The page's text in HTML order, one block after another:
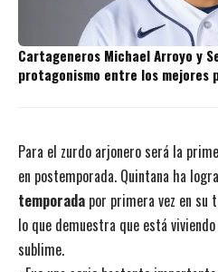
Cartageneros Michael Arroyo y
protagonismo entre los mejores
Para el zurdo arjonero será la
en postemporada. Quintana ha
temporada por primera vez en su
lo que demuestra que está
sublime.